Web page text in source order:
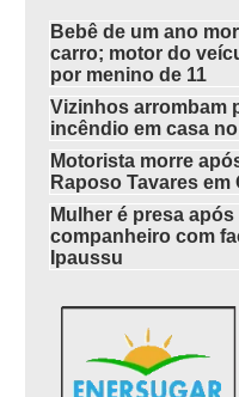
Bebê de um ano
carro; motor do
por menino de 11
Vizinhos arrombam
incêndio em casa
Motorista morre
Raposo Tavares em
Mulher é presa
companheiro com
Ipaussu